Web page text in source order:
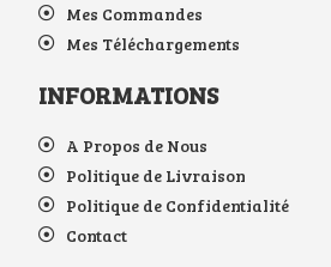
Mes Commandes
Mes Téléchargements
INFORMATIONS
A Propos de Nous
Politique de Livraison
Politique de Confidentialité
Contact